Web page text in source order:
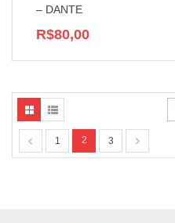
– DANTE
R$80,00
1 2 3